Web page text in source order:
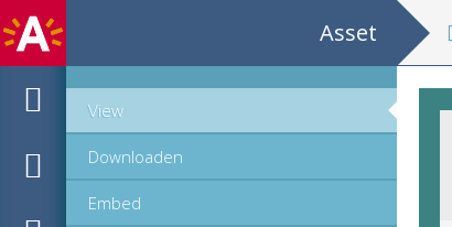
Asset
View
Downloaden
Embed